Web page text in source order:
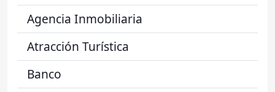
Agencia Inmobiliaria
Atracción Turística
Banco